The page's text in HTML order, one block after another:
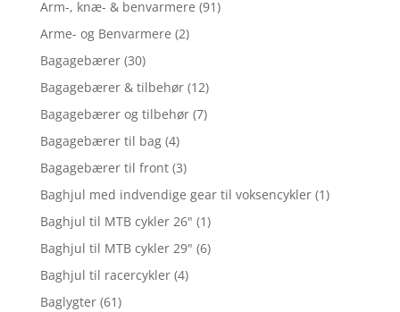
Arm-, knæ- & benvarmere (91)
Arme- og Benvarmere (2)
Bagagebærer (30)
Bagagebærer & tilbehør (12)
Bagagebærer og tilbehør (7)
Bagagebærer til bag (4)
Bagagebærer til front (3)
Baghjul med indvendige gear til voksencykler (1)
Baghjul til MTB cykler 26" (1)
Baghjul til MTB cykler 29" (6)
Baghjul til racercykler (4)
Baglygter (61)